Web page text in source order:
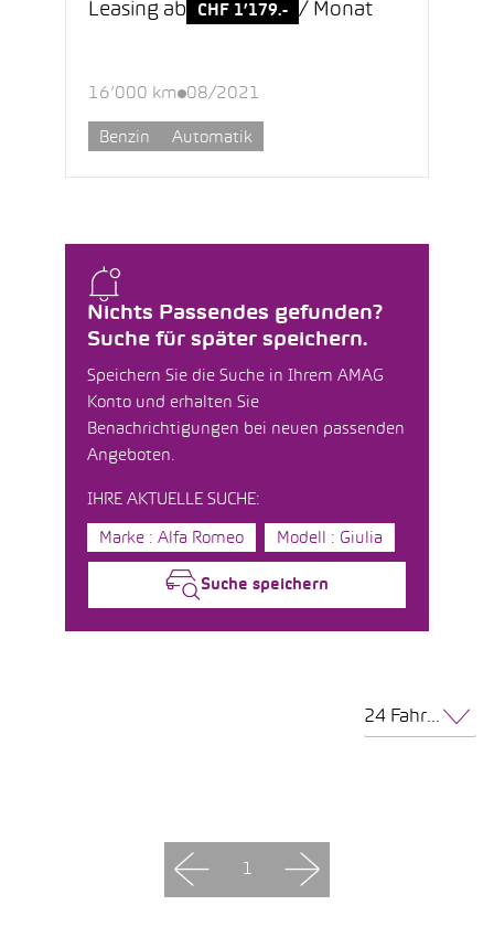
Nichts Passendes gefunden?
Suche für später speichern.
Speichern Sie die Suche in Ihrem AMAG
Konto und erhalten Sie
Benachrichtigungen bei neuen passenden
Angeboten.
IHRE AKTUELLE SUCHE:
Marke : Alfa Romeo Modell : Giulia
Suche speichern
Leasing ab CHF 1’179.- / Monat
16’000 km 08/2021
Benzin Automatik
24 Fahrzeuge pro Seite
1